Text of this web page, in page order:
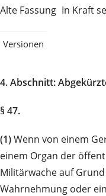
Alte Fassung In Kraft
Versionen
4. Abschnitt:
§ 47.
(1)Wenn von einem
einem Organ der
Militärwache auf
Wahrnehmung oder